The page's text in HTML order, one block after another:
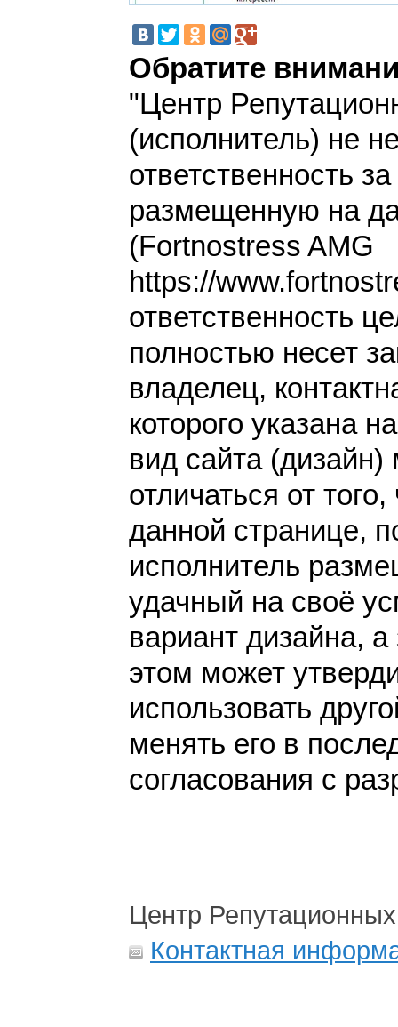
Обратите
"Центр
(исполнитель) не
ответственность
размещенную на
(Fortnostress AMG
https://
ответственность
полностью несет
владелец,
которого указана
вид сайта (дизайн)
отличаться от
данной странице,
исполнитель
удачный на своё
вариант дизайна, а
этом может
использовать
менять его в
согласования с
Центр
Контактная